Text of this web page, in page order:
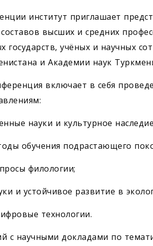
институт приглашает
высших и средних
государств, учёных и научных
и Академии наук
включает в себя
науки и культурное
обучения подрастающего
филологии;
и устойчивое развитие в
технологии.
с научными докладами по